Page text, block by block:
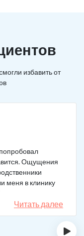
избавить от
Ощущения
меня в клинику
курс
Сейчас хожу на
все, чтобы
Читать далее
›